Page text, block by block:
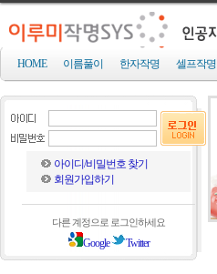
HOME 이름풀이 한자작명 셀프작명
아이디/비밀번호 찾기
회원가입하기
다른 계정으로 로그인하세요
Google Twitter